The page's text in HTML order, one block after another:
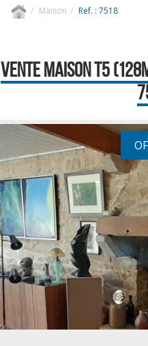
Maison Ref. : 7518
VENTE MAISON T5